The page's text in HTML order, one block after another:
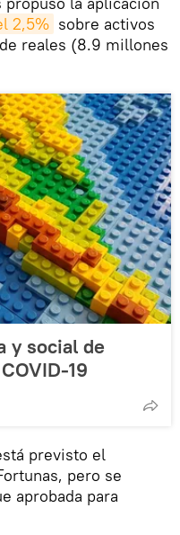
2,5% sobre activos
reales (8.9 millones
y social de
19
previsto el
pero se
aprobada para